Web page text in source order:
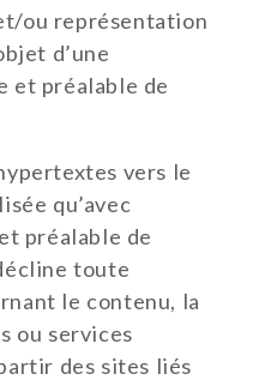
ou représentation
d’une
et préalable de
vers le
qu’avec
préalable de
toute
le contenu, la
ou services
des sites liés